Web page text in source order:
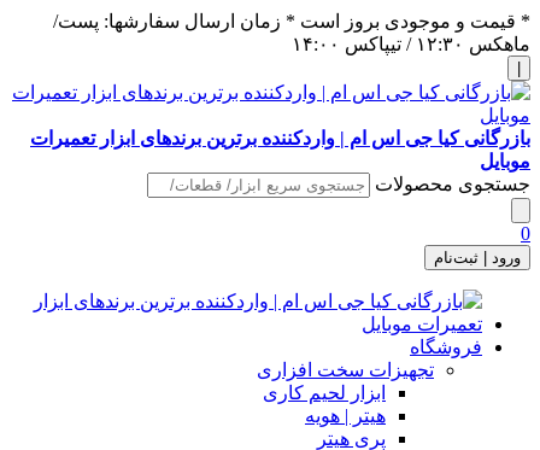
* قیمت و موجودی بروز است * زمان ارسال سفارشها: پست/
ماهکس ١٢:٣٠ / تیپاکس ١۴:٠٠
بازرگانی کیا جی اس ام | واردکننده برترین برندهای ابزار تعمیرات
موبایل
جستجوی محصولات
0
ورود | ثبت‌نام
فروشگاه
تجهیزات سخت افزاری
ابزار لحیم کاری
هیتر | هویه
پری هیتر